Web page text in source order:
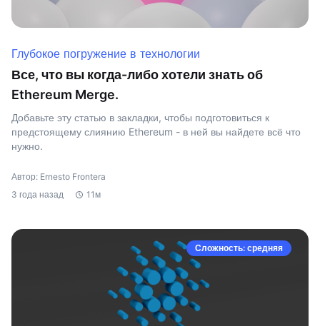
Глубокое погружение в технологии
Все, что вы когда-либо хотели знать об
Ethereum Merge.
Добавьте эту статью в закладки, чтобы подготовиться к
предстоящему слиянию Ethereum - в ней вы найдете всё что
нужно.
Автор: Ernesto Frontera
3 года назад
11м
Сложность: средняя